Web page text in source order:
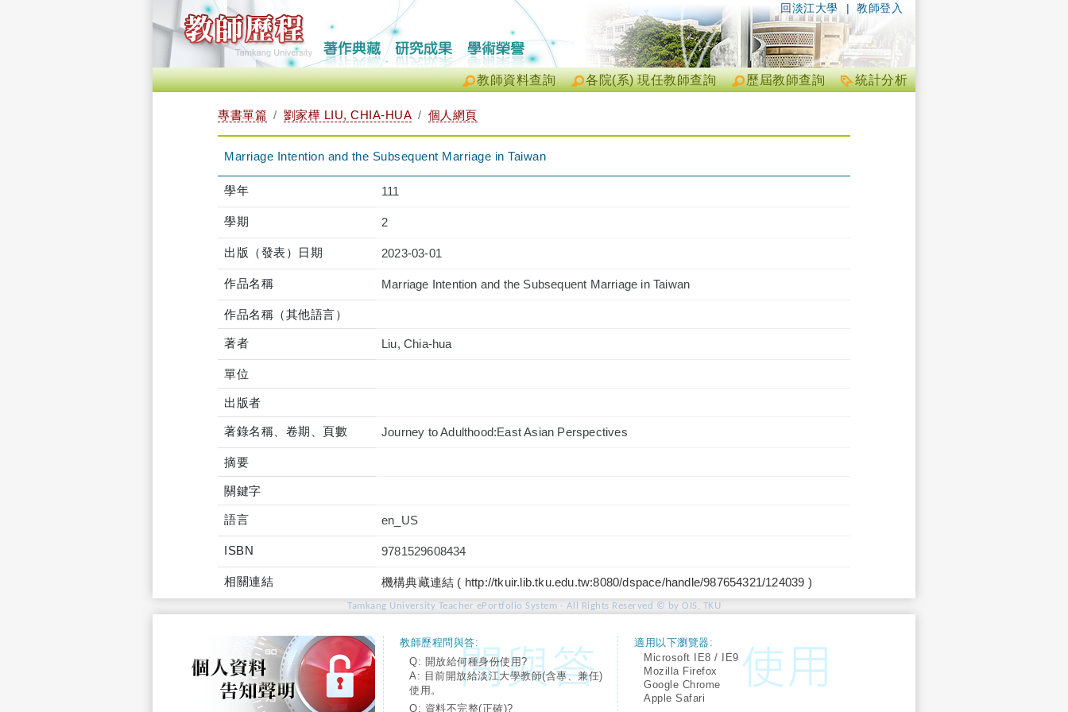
| 教師登入
回淡江大學
統計分析
歷屆教師查詢
各院(系) 現任教師查詢
教師資料查詢
專書單篇 劉家樺 LIU, CHIA-HUA 個人網頁
Marriage Intention and the Subsequent Marriage in Taiwan
學年 111
學期 2
出版（發表）日期 2023-03-01
作品名稱 Marriage Intention and the Subsequent Marriage in Taiwan
作品名稱（其他語言）
著者 Liu, Chia-hua
單位
出版者
著錄名稱、卷期、頁數 Journey to Adulthood:East Asian Perspectives
摘要
關鍵字
語言 en_US
ISBN 9781529608434
相關連結 機構典藏連結 ( http://tkuir.lib.tku.edu.tw:8080/dspace/handle/987654321/124039 )
Tamkang University Teacher ePortfolio System - All Rights Reserved © by OIS, TKU
教師歷程問與答:
Q: 開放給何種身份使用?
A: 目前開放給淡江大學教師(含專、兼任)
使用。
Q: 資料不完整(正確)?
適用以下瀏覽器:
Microsoft IE8 / IE9
Mozilla Firefox
Google Chrome
Apple Safari